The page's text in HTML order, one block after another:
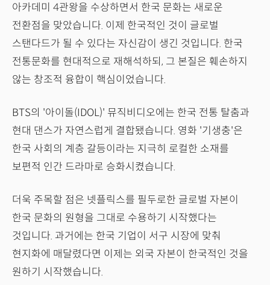
아카데미 4관왕을 수상하면서 한국 문화는 새로운
전환점을 맞았습니다. 이제 한국적인 것이 글로벌
스탠다드가 될 수 있다는 자신감이 생긴 것입니다. 한국
전통문화를 현대적으로 재해석하되, 그 본질은 훼손하지
않는 창조적 융합이 핵심이었습니다.
BTS의 '아이돌(IDOL)' 뮤직비디오에는 한국 전통 탈춤과
현대 댄스가 자연스럽게 결합됐습니다. 영화 '기생충'은
한국 사회의 계층 갈등이라는 지극히 로컬한 소재를
보편적 인간 드라마로 승화시켰습니다.
더욱 주목할 점은 넷플릭스를 필두로한 글로벌 자본이
한국 문화의 원형을 그대로 수용하기 시작했다는
것입니다. 과거에는 한국 기업이 서구 시장에 맞춰
현지화에 매달렸다면 이제는 외국 자본이 한국적인 것을
원하기 시작했습니다.